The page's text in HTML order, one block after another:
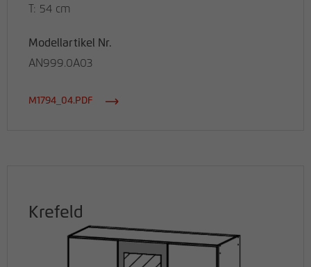
T: 54 cm
Modellartikel Nr.
AN999.0A03
M1794_04.PDF
Krefeld